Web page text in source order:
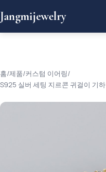
Jangmijewelry
홈/제품/커스텀 이어링/
S925 실버 세팅 지르콘 귀걸이 기